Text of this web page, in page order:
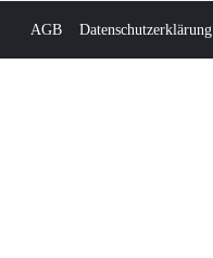
AGB Datenschutzerklärung